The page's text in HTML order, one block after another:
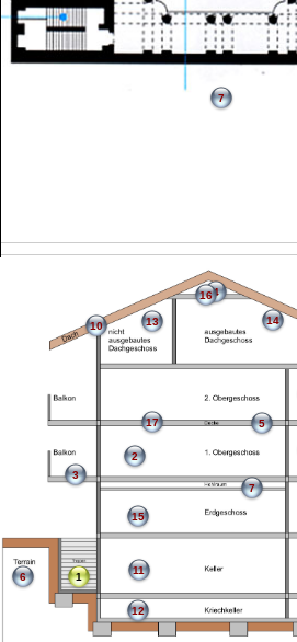
7
1
2
3
4
5
6
7
10
11
12
13 14
15
16
17